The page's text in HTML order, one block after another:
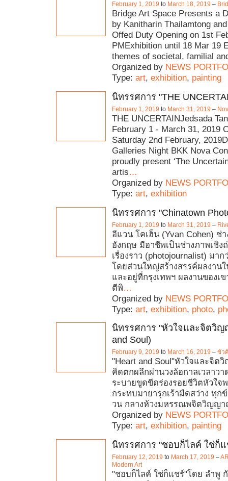
February 1, 2019 to March 18, 2019 –
Bridge Art Space Presents a
by Kanitharin Thailamtong
Offed Duty Opening on 1st
PMExhibition until 18 Mar 19
themes of societal, familial
Organized by NEWS
Type: art, exhibition, painting
นิทรรศการ "THE
February 1, 2019 to March 31, 2019 –
THE UNCERTAINJedsada
February 1 - March 31, 2019
Saturday 2nd February,
Galleries Night BKK Nova
proudly present ‘The
artis…
Organized by NEWS
Type: art, exhibition
นิทรรศการ "Chinatown
February 1, 2019 to March 31, 2019 –
อีแวน โคเฮ็น (Yvan Cohen) ช่
อังกฤษ มีอาชีพเป็นช่างภาพเชิง
เรื่องราว (photojournalist) มา
โดยส่วนใหญ่สร้างสรรค์ผลงานใ
และอยู่ที่กรุงเทพฯ ผลงานของเ
ตีพิ…
Organized by NEWS
Type: art, exhibition, photo,
นิทรรศการ "หัวใจและจิตวิ
and Soul)
February 9, 2019 to March 16, 2019 – ขัว
"Heart and Soul"หัวใจและจิต
คิดตกผลึกผ่านวงล้อกาลเวลาว
ระบายขูดขีดร่องรอยชีวิตหัวใจ
กระทบมายารุกเร้ามืดสว่าง ทุก
วน กลางห้วงมหรรณพจิตวิญญ
Organized by NEWS
Type: art, exhibition, painting
นิทรรศการ "ชอบก็ไลค์ ใช่ก็
February 12, 2019 to March 17, 2019 –
Modern Art
"ชอบก็ไลค์ ใช่ก็แชร์"โดย ลำพู